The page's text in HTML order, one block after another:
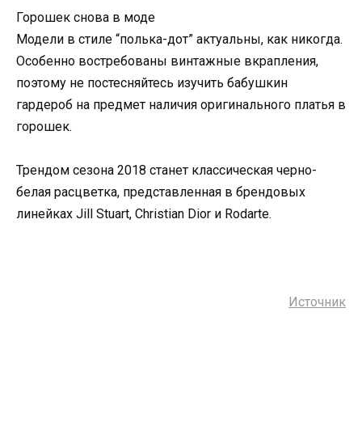
Горошек снова в моде
Модели в стиле “полька-дот” актуальны, как никогда.
Особенно востребованы винтажные вкрапления,
поэтому не постесняйтесь изучить бабушкин
гардероб на предмет наличия оригинального платья в
горошек.
Трендом сезона 2018 станет классическая черно-
белая расцветка, представленная в брендовых
линейках Jill Stuart, Christian Dior и Rodarte.
Источник